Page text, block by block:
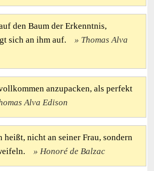
den Baum der Erkenntnis,
sich an ihm auf.
Thomas Alva
anzupacken, als perfekt
Alva Edison
heißt, nicht an seiner Frau, sondern
Honoré de Balzac